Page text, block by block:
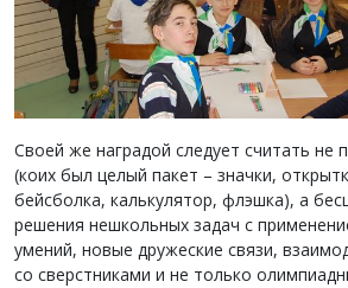
Своей же наградой следует считать не
(коих был целый пакет – значки,
бейсболка, калькулятор, флэшка), а
решения нешкольных задач с
умений, новые дружеские связи,
со сверстниками и не только